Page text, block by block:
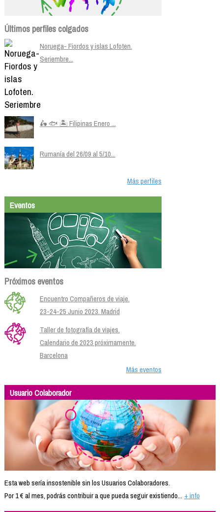
Últimos perfiles colgados
Noruega- Fiordos y islas Lofoten.
Seriembre...
🛵 🐟 🏝️ Filipinas Enero ...
Rumanía del 26/09 al 5/10...
Más perfiles
Eventos
Próximos eventos
Encuentro Compañeros de viaje.
23-24-25 Junio 2023. Madrid
Taller de fotografía de viajes.
Calendario de 2023 próximamente.
Barcelona
Más eventos
Usuario Colaborador
Esta web sería insostenible sin los Usuarios Colaboradores.
Por 1 € al mes, podrás contribuir a que pueda seguir existiendo... + info